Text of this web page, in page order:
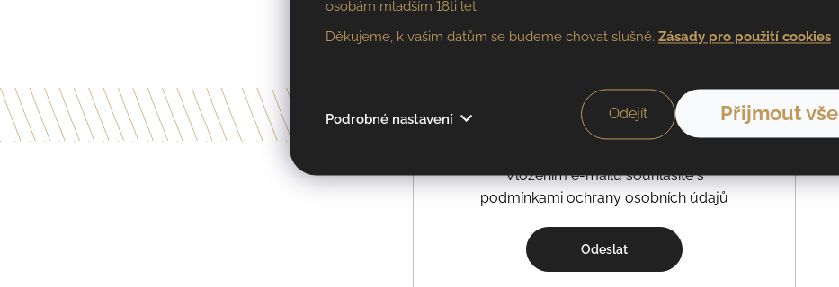
osobám mladším 18ti let.
Děkujeme, k vašim datům se budeme chovat slušně. Zásady pro použití cookies
Podrobné nastavení Odejít Přijmout vše
našeho newsletteru
Vložením e-mailu souhlasíte s
podmínkami ochrany osobních údajů
Odeslat